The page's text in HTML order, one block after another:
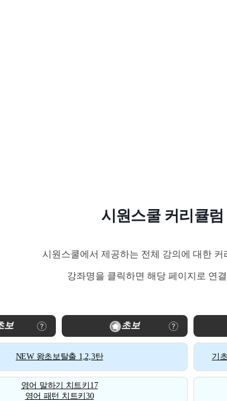
시원스쿨 커리큘럼
시원스쿨에서 제공하는 전체 강의에 대한 커
강좌명을 클릭하면 해당 페이지로 연
보 초보
NEW 왕초보탈출 1,2,3탄 기
영어 말하기 치트키17
영어 패턴 치트키30